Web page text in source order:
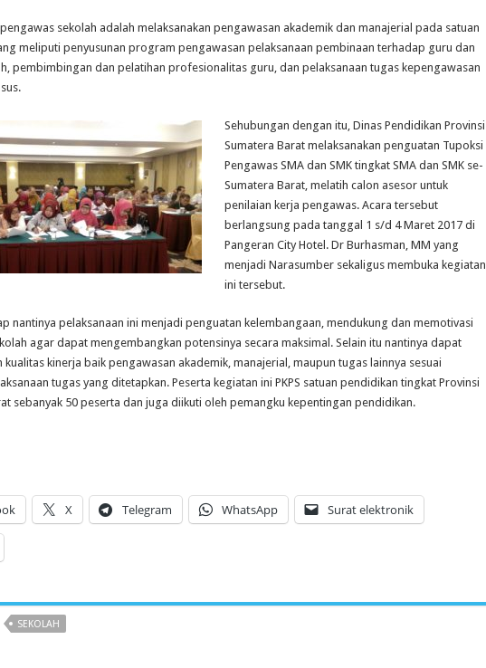
sekolah adalah melaksanakan pengawasan akademik dan manajerial pada satuan
meliputi penyusunan program pengawasan pelaksanaan pembinaan terhadap guru dan
pembimbingan dan pelatihan profesionalitas guru, dan pelaksanaan tugas kepengawasan
Sehubungan dengan itu, Dinas Pendidikan Provinsi
Sumatera Barat melaksanakan penguatan Tupoksi
Pengawas SMA dan SMK tingkat SMA dan SMK se-
Sumatera Barat, melatih calon asesor untuk
penilaian kerja pengawas. Acara tersebut
berlangsung pada tanggal 1 s/d 4 Maret 2017 di
Pangeran City Hotel. Dr Burhasman, MM yang
menjadi Narasumber sekaligus membuka kegiatan
ini tersebut.
nantinya pelaksanaan ini menjadi penguatan kelembangaan, mendukung dan memotivasi
agar dapat mengembangkan potensinya secara maksimal. Selain itu nantinya dapat
kualitas kinerja baik pengawasan akademik, manajerial, maupun tugas lainnya sesuai
tugas yang ditetapkan. Peserta kegiatan ini PKPS satuan pendidikan tingkat Provinsi
sebanyak 50 peserta dan juga diikuti oleh pemangku kepentingan pendidikan.
X Telegram WhatsApp Surat elektronik
SEKOLAH